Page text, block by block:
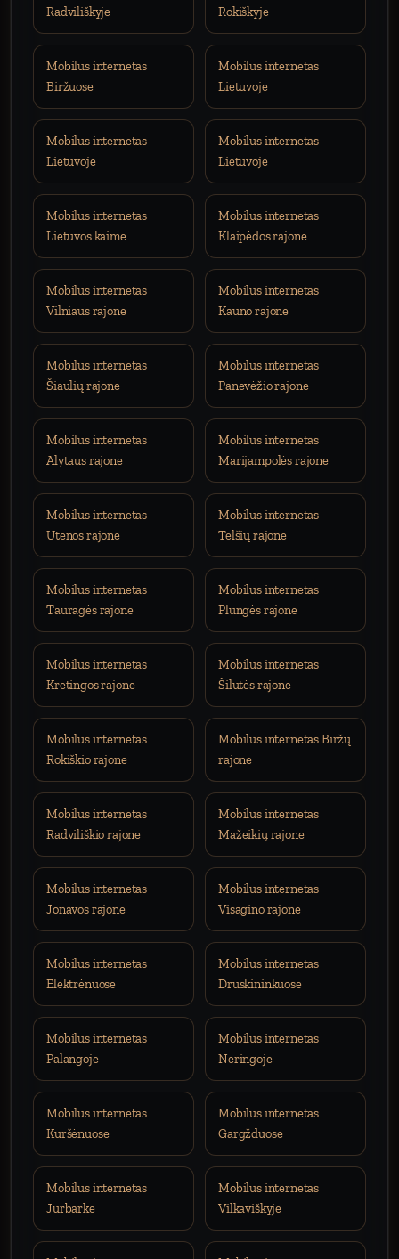
Radviliškyje
Rokiškyje
Mobilus internetas
Biržuose
Mobilus internetas
Lietuvoje
Mobilus internetas
Lietuvoje
Mobilus internetas
Lietuvoje
Mobilus internetas
Lietuvos kaime
Mobilus internetas
Klaipėdos rajone
Mobilus internetas
Vilniaus rajone
Mobilus internetas
Kauno rajone
Mobilus internetas
Šiaulių rajone
Mobilus internetas
Panevėžio rajone
Mobilus internetas
Alytaus rajone
Mobilus internetas
Marijampolės rajone
Mobilus internetas
Utenos rajone
Mobilus internetas
Telšių rajone
Mobilus internetas
Tauragės rajone
Mobilus internetas
Plungės rajone
Mobilus internetas
Kretingos rajone
Mobilus internetas
Šilutės rajone
Mobilus internetas
Rokiškio rajone
Mobilus internetas Biržų
rajone
Mobilus internetas
Radviliškio rajone
Mobilus internetas
Mažeikių rajone
Mobilus internetas
Jonavos rajone
Mobilus internetas
Visagino rajone
Mobilus internetas
Elektrėnuose
Mobilus internetas
Druskininkuose
Mobilus internetas
Palangoje
Mobilus internetas
Neringoje
Mobilus internetas
Kuršėnuose
Mobilus internetas
Gargžduose
Mobilus internetas
Jurbarke
Mobilus internetas
Vilkaviškyje